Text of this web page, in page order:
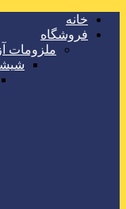
خانه
فروشگاه
ملزومات